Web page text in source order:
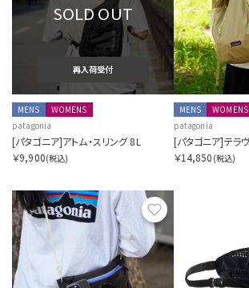
SOLD OUT
再入荷受付
MENS
WOMENS
patagonia
[パタゴニア]アトム・スリング 8L
￥9,900(税込)
MENS
WOMENS
patagonia
￥14,850 (税込)
お気に入り